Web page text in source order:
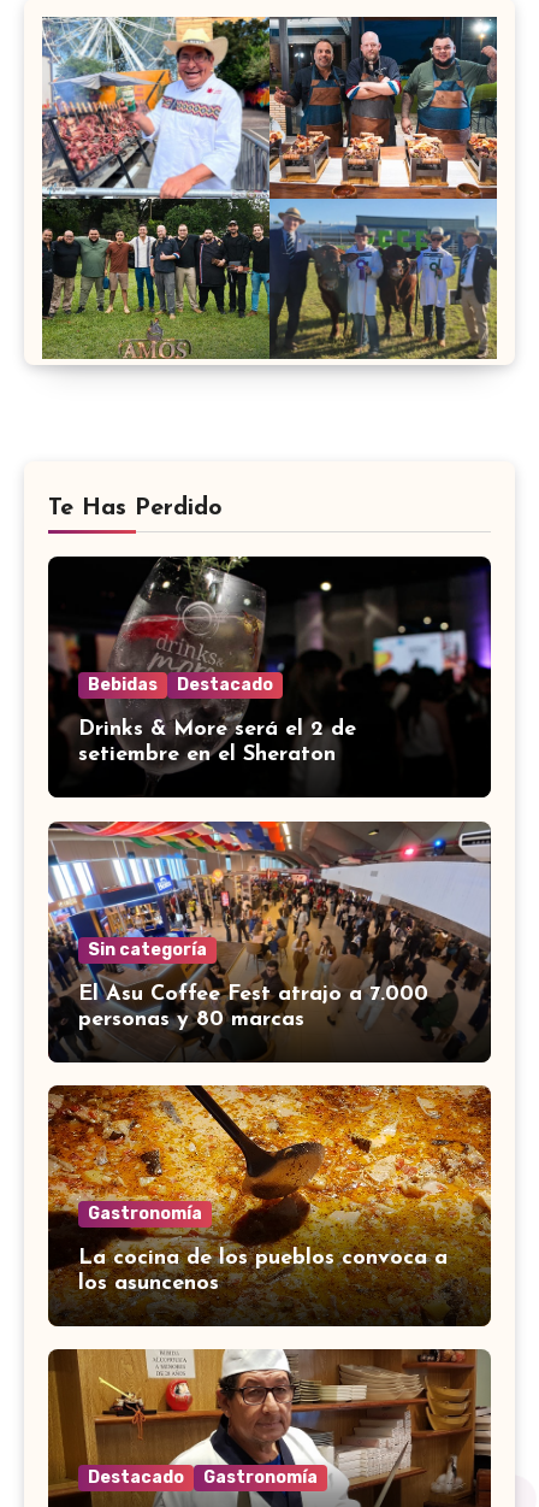
Te Has Perdido
Bebidas Destacado
Drinks & More será el 2 de
setiembre en el Sheraton
Sin categoría
El Asu Coffee Fest atrajo a 7.000
personas y 80 marcas
Gastronomía
La cocina de los pueblos convoca a
los asuncenos
Destacado Gastronomía